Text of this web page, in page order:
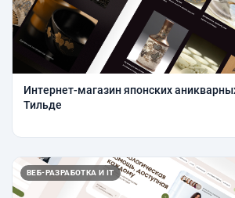
Интернет-магазин японских
Тильде
ВЕБ-РАЗРАБОТКА И IT